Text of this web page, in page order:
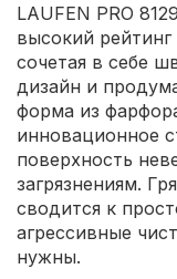
LAUFEN PRO
высокий
сочетая в себе
дизайн и
форма из
инновационное
поверхность
загрязнениям.
сводится к
агрессивные
нужны.